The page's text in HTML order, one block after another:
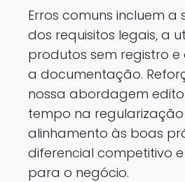
Erros comuns incluem
dos requisitos legais, a
produtos sem registro
a documentação.
nossa abordagem
tempo na regularização
alinhamento às boas
diferencial competitivo
para o negócio.